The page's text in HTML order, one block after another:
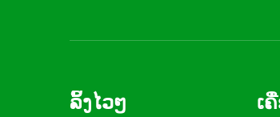
ລິ້ງໄວໆ ເ